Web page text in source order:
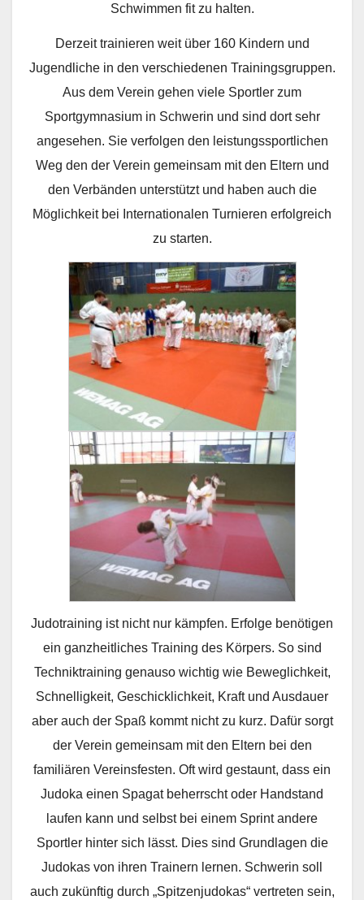
Schwimmen fit zu halten.
Derzeit trainieren weit über 160 Kindern und
Jugendliche in den verschiedenen Trainingsgruppen.
Aus dem Verein gehen viele Sportler zum
Sportgymnasium in Schwerin und sind dort sehr
angesehen. Sie verfolgen den leistungssportlichen
Weg den der Verein gemeinsam mit den Eltern und
den Verbänden unterstützt und haben auch die
Möglichkeit bei Internationalen Turnieren erfolgreich
zu starten.
Judotraining ist nicht nur kämpfen. Erfolge benötigen
ein ganzheitliches Training des Körpers. So sind
Techniktraining genauso wichtig wie Beweglichkeit,
Schnelligkeit, Geschicklichkeit, Kraft und Ausdauer
aber auch der Spaß kommt nicht zu kurz. Dafür sorgt
der Verein gemeinsam mit den Eltern bei den
familiären Vereinsfesten. Oft wird gestaunt, dass ein
Judoka einen Spagat beherrscht oder Handstand
laufen kann und selbst bei einem Sprint andere
Sportler hinter sich lässt. Dies sind Grundlagen die
Judokas von ihren Trainern lernen. Schwerin soll
auch zukünftig durch „Spitzenjudokas“ vertreten sein,